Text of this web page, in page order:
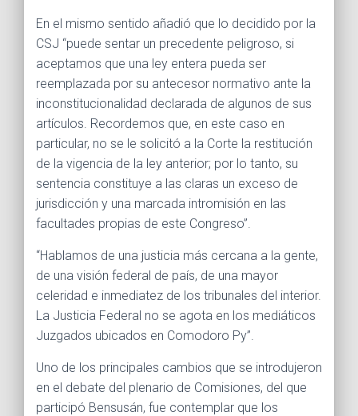
En el mismo sentido añadió que lo decidido por la
CSJ “puede sentar un precedente peligroso, si
aceptamos que una ley entera pueda ser
reemplazada por su antecesor normativo ante la
inconstitucionalidad declarada de algunos de sus
artículos. Recordemos que, en este caso en
particular, no se le solicitó a la Corte la restitución
de la vigencia de la ley anterior; por lo tanto, su
sentencia constituye a las claras un exceso de
jurisdicción y una marcada intromisión en las
facultades propias de este Congreso”.
“Hablamos de una justicia más cercana a la gente,
de una visión federal de país, de una mayor
celeridad e inmediatez de los tribunales del interior.
La Justicia Federal no se agota en los mediáticos
Juzgados ubicados en Comodoro Py”.
Uno de los principales cambios que se introdujeron
en el debate del plenario de Comisiones, del que
participó Bensusán, fue contemplar que los